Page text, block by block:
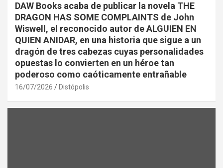
DAW Books acaba de publicar la novela THE
DRAGON HAS SOME COMPLAINTS de John
Wiswell, el reconocido autor de ALGUIEN EN
QUIEN ANIDAR, en una historia que sigue a un
dragón de tres cabezas cuyas personalidades
opuestas lo convierten en un héroe tan
poderoso como caóticamente entrañable
16/07/2026 Distópolis